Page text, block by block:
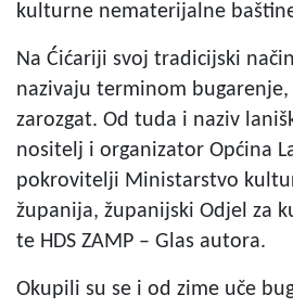
kulturne nematerijalne
Na Ćićariji svoj tradicijski
nazivaju terminom bugarenje,
zarozgat. Od tuda i naziv
nositelj i organizator Općina
pokrovitelji Ministarstvo
županija, županijski Odjel za
te HDS ZAMP – Glas autora.
Okupili su se i od zime uče